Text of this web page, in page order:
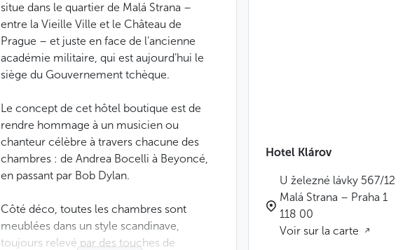
situe dans le quartier de Malá Strana –
entre la Vieille Ville et le Château de
Prague – et juste en face de l’ancienne
académie militaire, qui est aujourd’hui le
siège du Gouvernement tchèque.
Le concept de cet hôtel boutique est de
rendre hommage à un musicien ou
chanteur célèbre à travers chacune des
chambres : de Andrea Bocelli à Beyoncé,
en passant par Bob Dylan.
Côté déco, toutes les chambres sont
meublées dans un style scandinave,
toujours relevé par des touches de
Hotel Klárov
U železné lávky 567/12
Malá Strana – Praha 1
118 00
Voir sur la carte